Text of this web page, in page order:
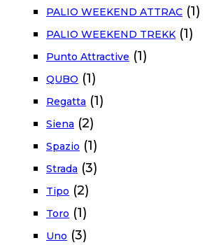
PALIO WEEKEND ATTRAC (1)
PALIO WEEKEND TREKK (1)
Punto Attractive (1)
QUBO (1)
Regatta (1)
Siena (2)
Spazio (1)
Strada (3)
Tipo (2)
Toro (1)
Uno (3)